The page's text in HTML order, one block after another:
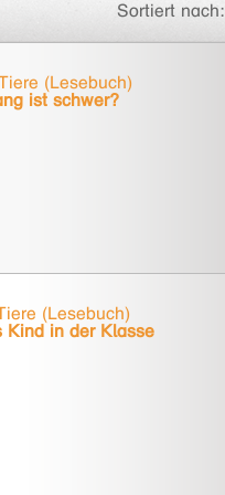
Sortiert nach:
(Lesebuch)
ist schwer?
(Lesebuch)
Kind in der Klasse